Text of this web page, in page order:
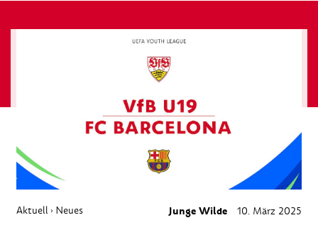
Aktuell › Neues Junge Wilde 10. März 2025